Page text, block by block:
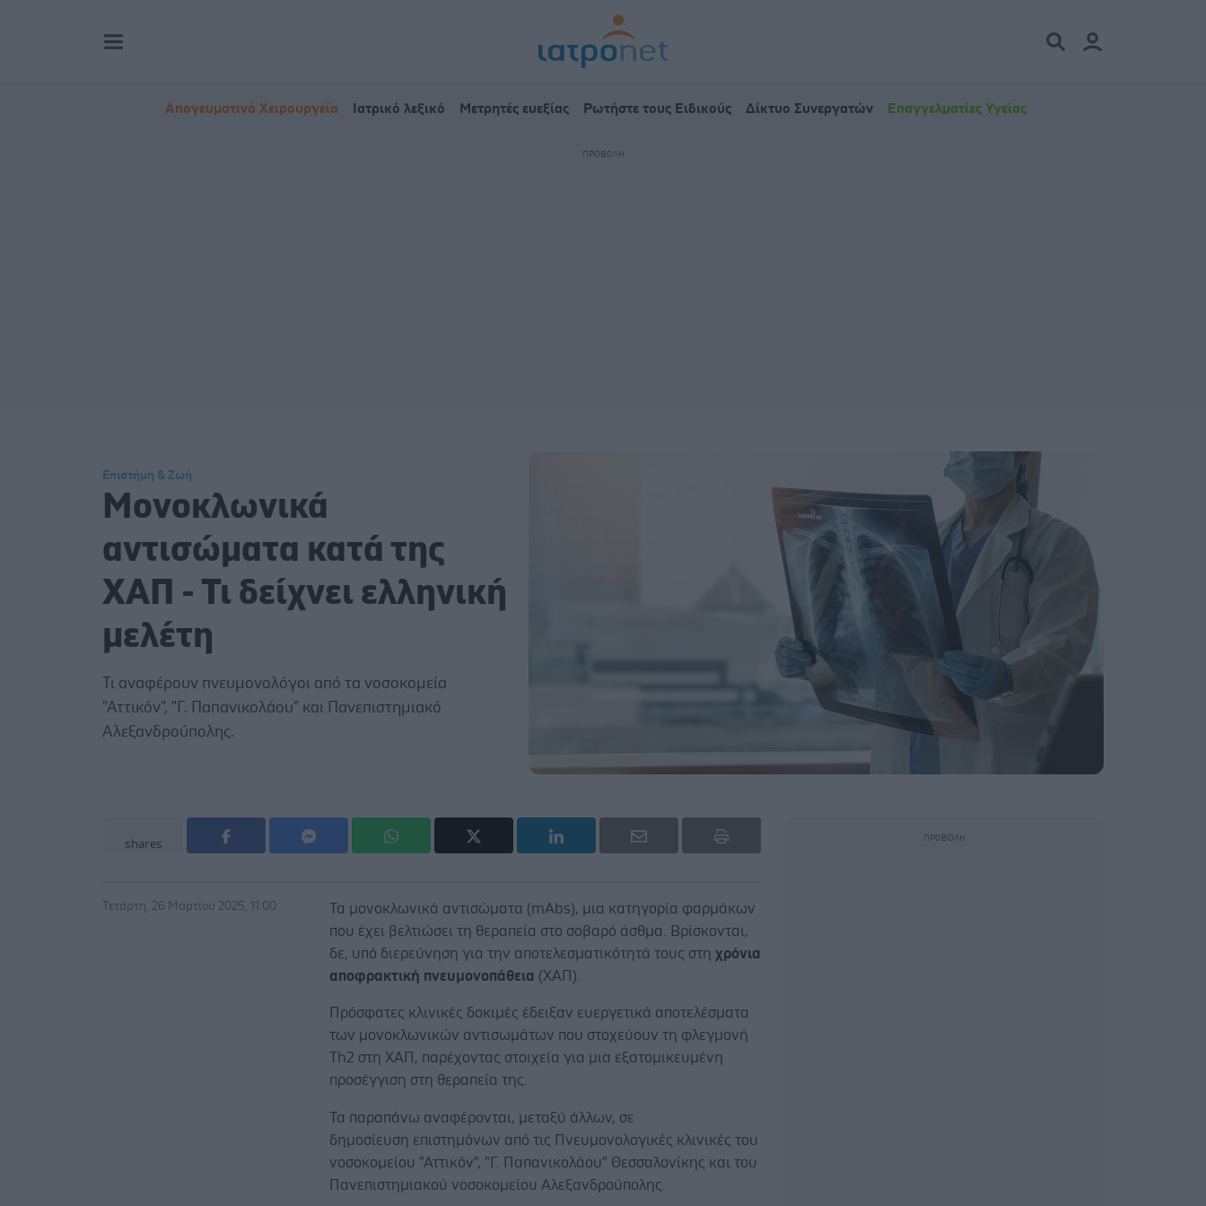
Απογευματινά Χειρουργεία Ιατρικό λεξικό Μετρητές ευεξίας Ρωτήστε τους Ειδικούς Δίκτυο Συνεργατών Επαγγελματίες Υγείας
Επιστήμη & Ζωή
Μονοκλωνικά
αντισώματα κατά της
ΧΑΠ - Τι δείχνει ελληνική
μελέτη
Τι αναφέρουν πνευμονολόγοι από τα νοσοκομεία
"Αττικόν", "Γ. Παπανικολάου" και Πανεπιστημιακό
Αλεξανδρούπολης.
shares
Τετάρτη, 26 Μαρτίου 2025, 11:00
Τα μονοκλωνικά αντισώματα (mAbs), μια κατηγορία φαρμάκων
που έχει βελτιώσει τη θεραπεία στο σοβαρό άσθμα. Βρίσκονται,
δε, υπό διερεύνηση για την αποτελεσματικότητά τους στηχρόνια
αποφρακτική πνευμονοπάθεια (ΧΑΠ).
Πρόσφατες κλινικές δοκιμές έδειξαν ευεργετικά αποτελέσματα
των μονοκλωνικών αντισωμάτων που στοχεύουν τη φλεγμονή
Th2 στη ΧΑΠ, παρέχοντας στοιχεία για μια εξατομικευμένη
προσέγγιση στη θεραπεία της.
Τα παραπάνω αναφέρονται, μεταξύ άλλων, σε
δημοσίευση επιστημόνων από τις Πνευμονολογικές κλινικές του
νοσοκομείου "Αττικόν", "Γ. Παπανικολάου" Θεσσαλονίκης και του
Πανεπιστημιακού νοσοκομείου Αλεξανδρούπολης.